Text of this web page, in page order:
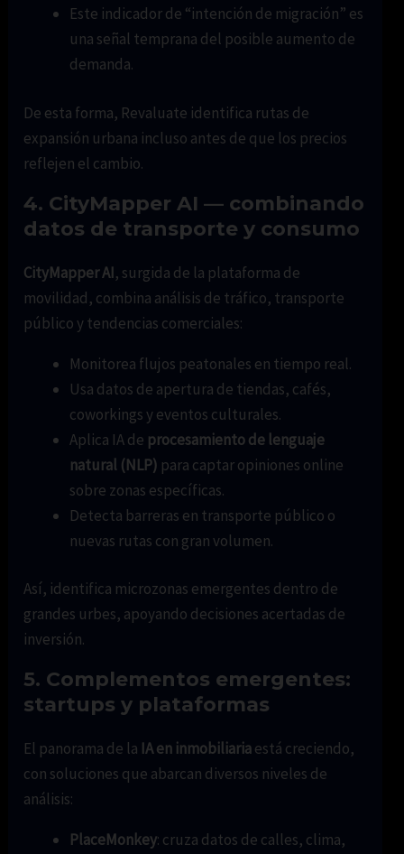
Este indicador de “intención de migración” es
una señal temprana del posible aumento de
demanda.
De esta forma, Revaluate identifica rutas de
expansión urbana incluso antes de que los precios
reflejen el cambio.
4. CityMapper AI — combinando
datos de transporte y consumo
CityMapper AI, surgida de la plataforma de
movilidad, combina análisis de tráfico, transporte
público y tendencias comerciales:
Monitorea flujos peatonales en tiempo real.
Usa datos de apertura de tiendas, cafés,
coworkings y eventos culturales.
Aplica IA de procesamiento de lenguaje
natural (NLP) para captar opiniones online
sobre zonas específicas.
Detecta barreras en transporte público o
nuevas rutas con gran volumen.
Así, identifica microzonas emergentes dentro de
grandes urbes, apoyando decisiones acertadas de
inversión.
5. Complementos emergentes:
startups y plataformas
El panorama de la IA en inmobiliariaestá creciendo,
con soluciones que abarcan diversos niveles de
análisis:
PlaceMonkey: cruza datos de calles, clima,